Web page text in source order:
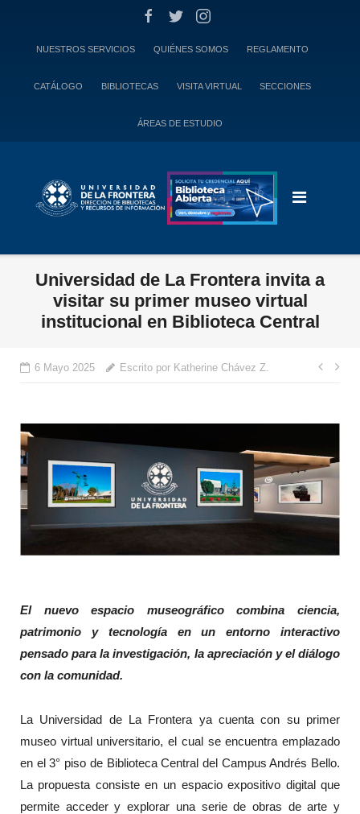
NUESTROS SERVICIOS QUIÉNES SOMOS REGLAMENTO
CATÁLOGO BIBLIOTECAS VISITA VIRTUAL SECCIONES
ÁREAS DE ESTUDIO
Universidad de La Frontera invita a
visitar su primer museo virtual
institucional en Biblioteca Central
6 Mayo 2025 Escrito por Katherine Chávez Z.
El nuevo espacio museográfico combina ciencia,
patrimonio y tecnología en un entorno interactivo
pensado para la investigación, la apreciación y el diálogo
con la comunidad.
La Universidad de La Frontera ya cuenta con su primer
museo virtual universitario, el cual se encuentra emplazado
en el 3° piso de Biblioteca Central del Campus Andrés Bello.
La propuesta consiste en un espacio expositivo digital que
permite acceder y explorar una serie de obras de arte y